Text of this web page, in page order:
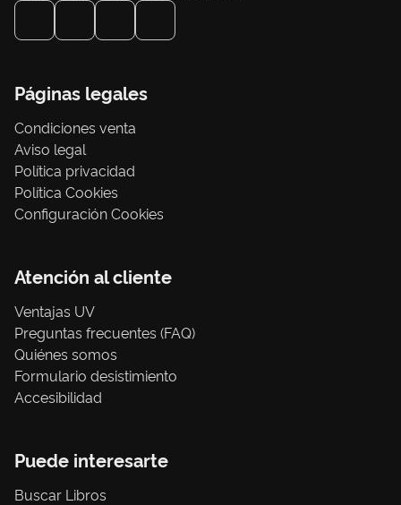
Páginas legales
Condiciones venta
Aviso legal
Política privacidad
Política Cookies
Configuración Cookies
Atención al cliente
Ventajas UV
Preguntas frecuentes (FAQ)
Quiénes somos
Formulario desistimiento
Accesibilidad
Puede interesarte
Buscar Libros